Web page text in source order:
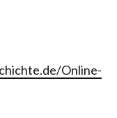
Online-